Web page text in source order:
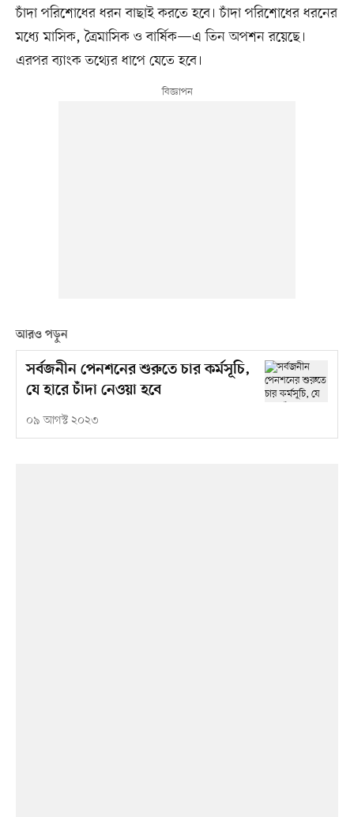
চাঁদা পরিশোধের ধরন বাছাই করতে হবে। চাঁদা পরিশোধের ধরনের
মধ্যে মাসিক, ত্রৈমাসিক ও বার্ষিক—এ তিন অপশন রয়েছে।
এরপর ব্যাংক তথ্যের ধাপে যেতে হবে।
আরও পড়ুন
সর্বজনীন পেনশনের শুরুতে চার কর্মসূচি,
যে হারে চাঁদা নেওয়া হবে
০৯ আগস্ট ২০২৩